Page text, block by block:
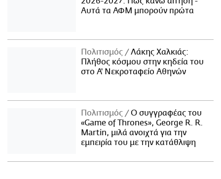
Αυτά τα ΑΦΜ μπορούν πρώτα
Πολιτισμός
Λάκης Χαλκιάς:
Πλήθος κόσμου στην κηδεία του
στο Α' Νεκροταφείο Αθηνών
Πολιτισμός
Ο συγγραφέας του
«Game of Thrones», George R. R.
Martin, μιλά ανοιχτά για την
εμπειρία του με την κατάθλιψη